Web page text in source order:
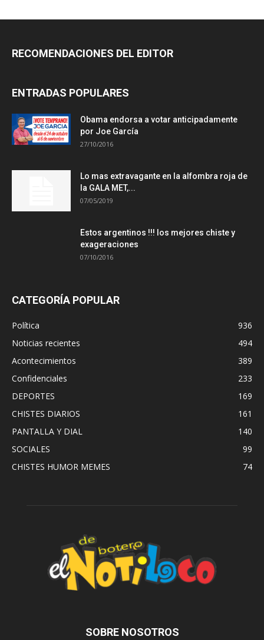
RECOMENDACIONES DEL EDITOR
ENTRADAS POPULARES
Obama endorsa a votar anticipadamente
por Joe García
27/10/2016
Lo mas extravagante en la alfombra roja de
la GALA MET,...
07/05/2019
Estos argentinos !!! los mejores chiste y
exageraciones
07/10/2016
CATEGORÍA POPULAR
Política
936
Noticias recientes
494
Acontecimientos
389
Confidenciales
233
DEPORTES
169
CHISTES DIARIOS
161
PANTALLA Y DIAL
140
SOCIALES
99
CHISTES HUMOR MEMES
74
SOBRE NOSOTROS